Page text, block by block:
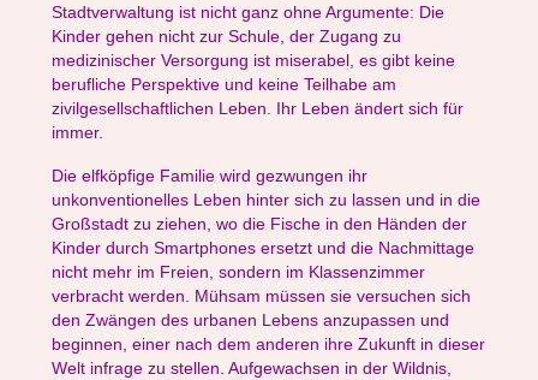
Stadtverwaltung ist nicht ganz ohne Argumente: Die
Kinder gehen nicht zur Schule, der Zugang zu
medizinischer Versorgung ist miserabel, es gibt keine
berufliche Perspektive und keine Teilhabe am
zivilgesellschaftlichen Leben. Ihr Leben ändert sich für
immer.
Die elfköpfige Familie wird gezwungen ihr
unkonventionelles Leben hinter sich zu lassen und in die
Großstadt zu ziehen, wo die Fische in den Händen der
Kinder durch Smartphones ersetzt und die Nachmittage
nicht mehr im Freien, sondern im Klassenzimmer
verbracht werden. Mühsam müssen sie versuchen sich
den Zwängen des urbanen Lebens anzupassen und
beginnen, einer nach dem anderen ihre Zukunft in dieser
Welt infrage zu stellen. Aufgewachsen in der Wildnis,